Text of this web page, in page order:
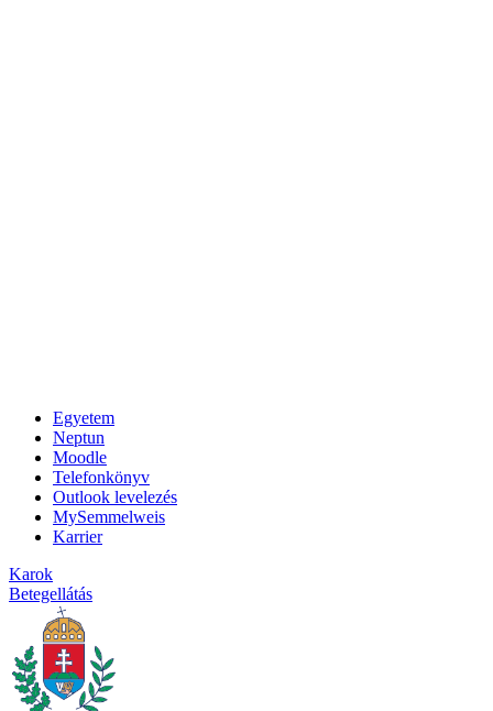
Egyetem
Neptun
Moodle
Telefonkönyv
Outlook levelezés
MySemmelweis
Karrier
Karok
Betegellátás